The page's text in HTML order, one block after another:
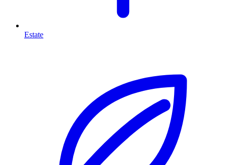
Estate